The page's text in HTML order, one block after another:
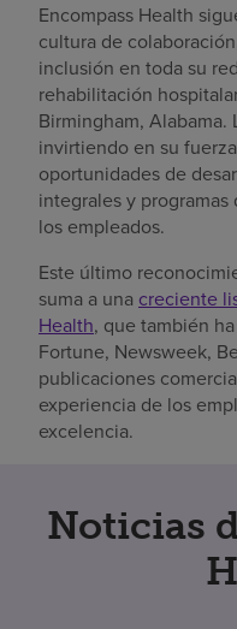
Encompass Health
cultura de
inclusión en toda su
rehabilitación
Birmingham, Alabama.
invirtiendo en su
oportunidades de
integrales y
los empleados.
Este último
suma a una creciente
Health, que también
Fortune, Newsweek,
publicaciones
experiencia de los
excelencia.
Noticias